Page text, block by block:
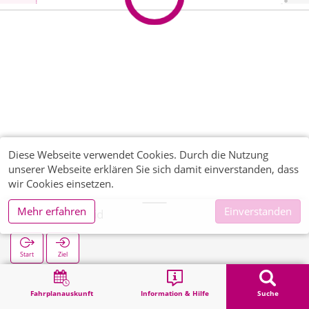
Fahrplanauskunft Information & Hilfe Suche
Wahlerscheid
Start Ziel
Wahlerscheid
Diese Webseite verwendet Cookies. Durch die Nutzung
unserer Webseite erklären Sie sich damit einverstanden, dass
wir Cookies einsetzen.
Mehr erfahren
Einverstanden